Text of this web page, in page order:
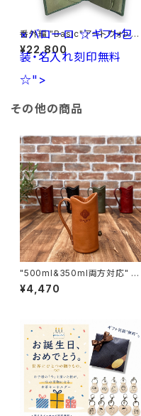
×バローロ☆ギフト包
装・名入れ刻印無料
☆">
番外編 "Basic"アートウォレット
ブライドルレザー<GREEN>×バ
ローロ<Olive Green> ☆ギフ
ト包装・名入れ刻印無料☆
¥22,800
その他の商品
"500ml&350ml両方対応" ビ
ールキーパー＜CAMEL＞
¥4,470